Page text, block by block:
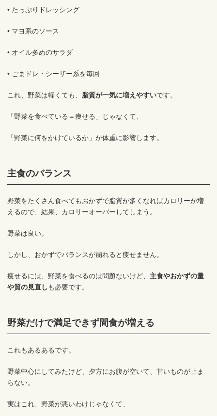
• たっぷりドレッシング
• マヨ系のソース
• オイル多めのサラダ
• ごまドレ・シーザー系を毎回
これ、野菜は軽くても、 脂質が一気に増えやすいです。
「野菜を食べている＝痩せる」じゃなくて、
「野菜に何をかけているか」が体重に影響します。
主食のバランス
野菜をたくさん食べてもおかずで脂質が多くなればカロリーが増
えるので、結果、カロリーオーバーしてしまう。
野菜は良い。
しかし、おかずでバランスが崩れると痩せません。
痩せるには、野菜を食べるのは問題ないけど、 主食やおかずの量
や質の見直しも必要です。
野菜だけで満足できず間食が増える
これもあるあるです。
野菜中心にしてみたけど、夕方にお腹が空いて、甘いものが止ま
らない。
実はこれ、野菜が悪いわけじゃなくて、